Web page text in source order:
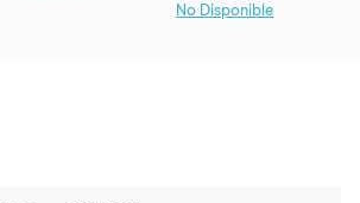
No Disponible